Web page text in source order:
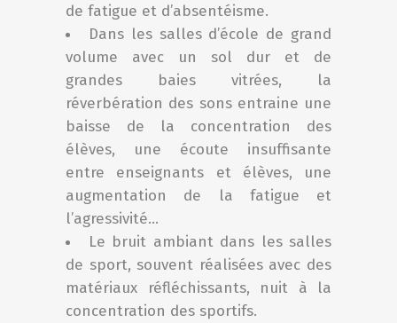
de fatigue et d’absentéisme.
Dans les salles d’école de grand
volume avec un sol dur et de
grandes baies vitrées, la
réverbération des sons entraine une
baisse de la concentration des
élèves, une écoute insuffisante
entre enseignants et élèves, une
augmentation de la fatigue et
l’agressivité…
Le bruit ambiant dans les salles
de sport, souvent réalisées avec des
matériaux réfléchissants, nuit à la
concentration des sportifs.